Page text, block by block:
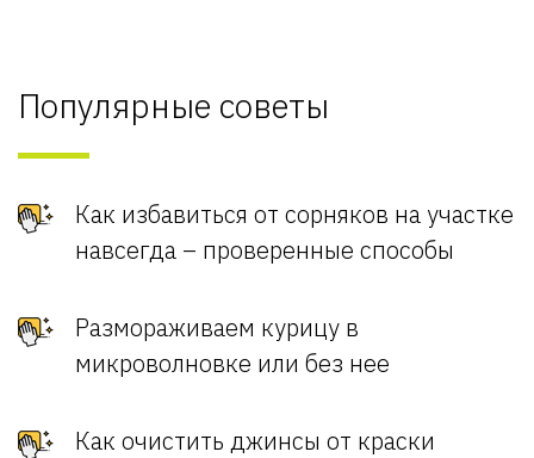
Популярные советы
Как избавиться от сорняков на участке
навсегда – проверенные способы
Размораживаем курицу в
микроволновке или без нее
Как очистить джинсы от краски